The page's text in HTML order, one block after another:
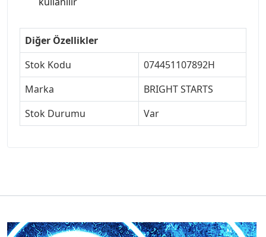
Diğer Özellikler
Stok Kodu
074451107892H
Marka
BRIGHT STARTS
Stok Durumu
Var